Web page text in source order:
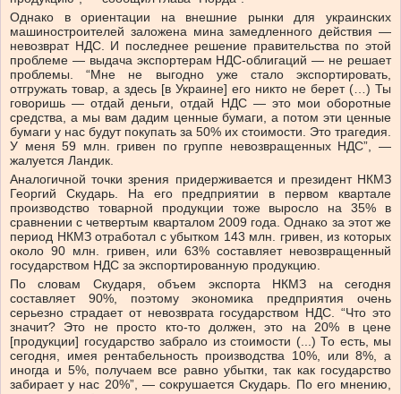
Однако в ориентации на внешние рынки для украинских
машиностроителей заложена мина замедленного действия —
невозврат НДС. И последнее решение правительства по этой
проблеме — выдача экспортерам НДС-облигаций — не решает
проблемы. “Мне не выгодно уже стало экспортировать,
отгружать товар, а здесь [в Украине] его никто не берет (…) Ты
говоришь — отдай деньги, отдай НДС — это мои оборотные
средства, а мы вам дадим ценные бумаги, а потом эти ценные
бумаги у нас будут покупать за 50% их стоимости. Это трагедия.
У меня 59 млн. гривен по группе невозвращенных НДС”, —
жалуется Ландик.
Аналогичной точки зрения придерживается и президент НКМЗ
Георгий Скударь. На его предприятии в первом квартале
производство товарной продукции тоже выросло на 35% в
сравнении с четвертым кварталом 2009 года. Однако за этот же
период НКМЗ отработал с убытком 143 млн. гривен, из которых
около 90 млн. гривен, или 63% составляет невозвращенный
государством НДС за экспортированную продукцию.
По словам Скударя, объем экспорта НКМЗ на сегодня
составляет 90%, поэтому экономика предприятия очень
серьезно страдает от невозврата государством НДС. “Что это
значит? Это не просто кто-то должен, это на 20% в цене
[продукции] государство забрало из стоимости (...) То есть, мы
сегодня, имея рентабельность производства 10%, или 8%, а
иногда и 5%, получаем все равно убытки, так как государство
забирает у нас 20%”, — сокрушается Скударь. По его мнению,